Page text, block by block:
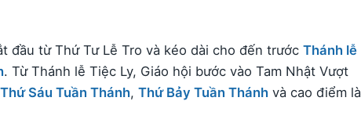
đầu từ Thứ Tư Lễ Tro và kéo dài cho đến trước Thánh lễ
. Từ Thánh lễ Tiệc Ly, Giáo hội bước vào Tam Nhật Vượt
Thứ Sáu Tuần Thánh, Thứ Bảy Tuần Thánh và cao điểm là